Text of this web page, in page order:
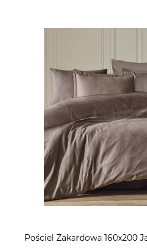
Pościel Żakardowa 160x200